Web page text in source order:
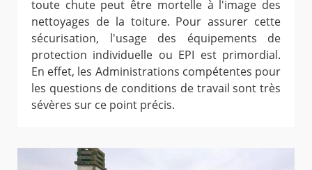
toute chute peut être mortelle à l'image des
nettoyages de la toiture. Pour assurer cette
sécurisation, l'usage des équipements de
protection individuelle ou EPI est primordial.
En effet, les Administrations compétentes pour
les questions de conditions de travail sont très
sévères sur ce point précis.